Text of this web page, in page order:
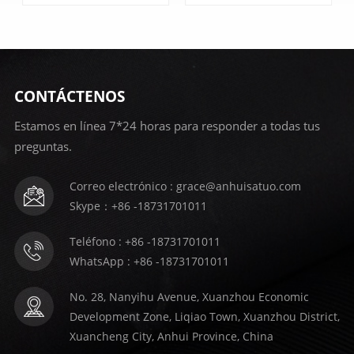
CONTÁCTENOS
Estamos en línea 7*24 horas para responder a todas tus
preguntas.
Correo electrónico : grace@anhuisatuo.com
Skype：+86 -18731701011
Teléfono : +86 -18731701011
WhatsApp : +86 -18731701011
No. 28, Nanyihu Avenue, Xuanzhou Economic
Development Zone, Liqiao Town, Xuanzhou District,
Xuancheng City, Anhui Province, China